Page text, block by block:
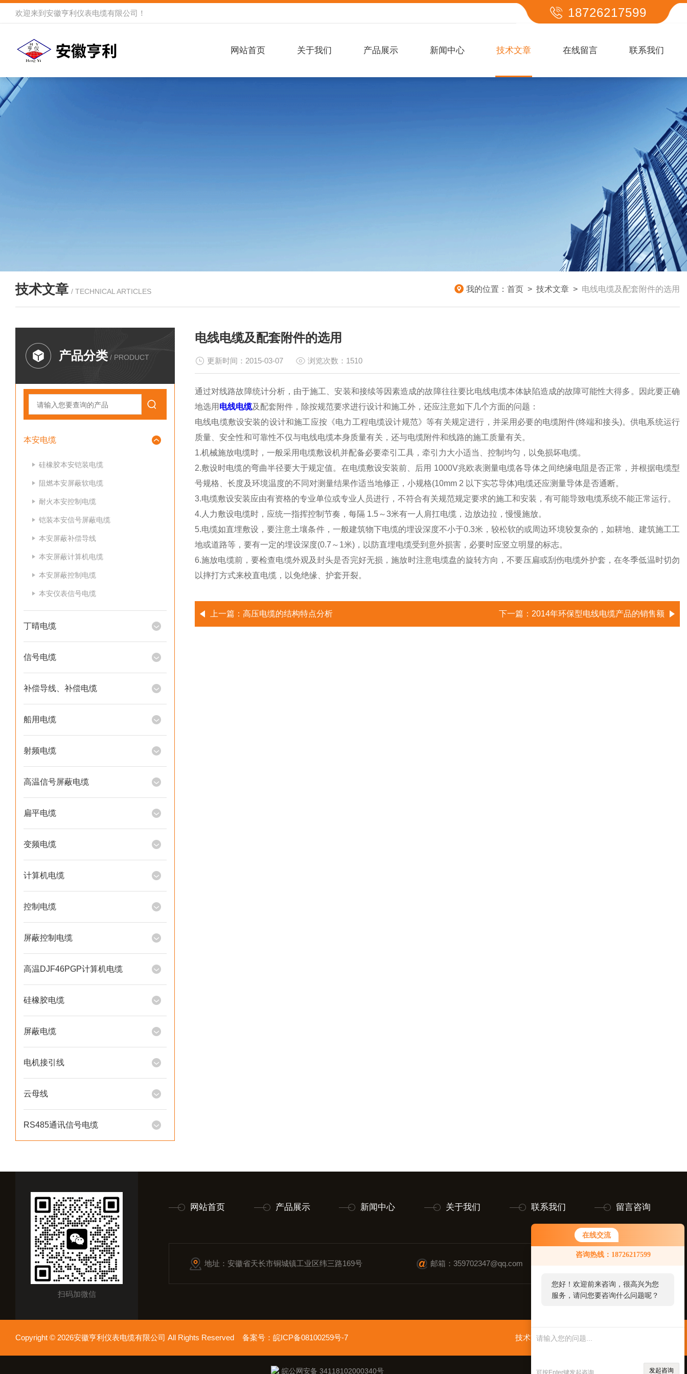
在线交流
咨询热线：18726217599
您好！欢迎前来咨询，很高兴为您
服务，请问您要咨询什么问题呢？
可按Enter键发起咨询 发起咨询
欢迎来到 安徽亨利仪表电缆有限公司 ！ 18726217599
网站首页 关于我们 产品展示 新闻中心 技术文章 在线留言 联系我们
技术文章 / TECHNICAL ARTICLES 我的位置： 首页 > 技术文章 > 电线电缆及配套附件的选用
产品分类 / PRODUCT
本安电缆
硅橡胶本安铠装电缆
阻燃本安屏蔽软电缆
耐火本安控制电缆
铠装本安信号屏蔽电缆
本安屏蔽补偿导线
本安屏蔽计算机电缆
本安屏蔽控制电缆
本安仪表信号电缆
丁晴电缆
信号电缆
补偿导线、补偿电缆
船用电缆
射频电缆
高温信号屏蔽电缆
扁平电缆
变频电缆
计算机电缆
控制电缆
屏蔽控制电缆
高温DJF46PGP计算机电缆
硅橡胶电缆
屏蔽电缆
电机接引线
云母线
RS485通讯信号电缆
电线电缆及配套附件的选用
更新时间：2015-03-07 浏览次数：1510
通过对线路故障统计分析，由于施工、安装和接续等因素造成的故障往往要比电线电缆本体缺陷造成的故障可能性大得多。因此要正确
地选用 电线电缆及配套附件，除按规范要求进行设计和施工外，还应注意如下几个方面的问题：
电线电缆敷设安装的设计和施工应按《电力工程电缆设计规范》等有关规定进行，并采用必要的电缆附件(终端和接头)。供电系统运行
质量、安全性和可靠性不仅与电线电缆本身质量有关，还与电缆附件和线路的施工质量有关。
1.机械施放电缆时，一般采用电缆敷设机并配备必要牵引工具，牵引力大小适当、控制均匀，以免损坏电缆。
2.敷设时电缆的弯曲半径要大于规定值。在电缆敷设安装前、后用 1000V兆欧表测量电缆各导体之间绝缘电阻是否正常，并根据电缆型
号规格、长度及环境温度的不同对测量结果作适当地修正，小规格(10mm 2 以下实芯导体)电缆还应测量导体是否通断。
3.电缆敷设安装应由有资格的专业单位或专业人员进行，不符合有关规范规定要求的施工和安装，有可能导致电缆系统不能正常运行。
4.人力敷设电缆时，应统一指挥控制节奏，每隔 1.5～3米有一人肩扛电缆，边放边拉，慢慢施放。
5.电缆如直埋敷设，要注意土壤条件，一般建筑物下电缆的埋设深度不小于0.3米，较松软的或周边环境较复杂的，如耕地、建筑施工工
地或道路等，要有一定的埋设深度(0.7～1米)，以防直埋电缆受到意外损害，必要时应竖立明显的标志。
6.施放电缆前，要检查电缆外观及封头是否完好无损，施放时注意电缆盘的旋转方向，不要压扁或刮伤电缆外护套，在冬季低温时切勿
以摔打方式来校直电缆，以免绝缘、护套开裂。
上一篇： 高压电缆的结构特点分析 下一篇： 2014年环保型电线电缆产品的销售额
扫码加微信
网站首页 产品展示 新闻中心 关于我们 联系我们 留言咨询
地址：安徽省天长市铜城镇工业区纬三路169号 邮箱：359702347@qq.com
Copyright © 2026安徽亨利仪表电缆有限公司 All Rights Reserved 备案号： 皖ICP备08100259号-7 技术支持：智慧城市网
皖公网安备 34118102000340号